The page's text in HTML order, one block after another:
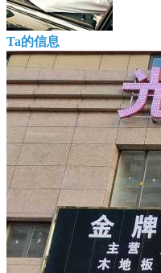
Ta的信息